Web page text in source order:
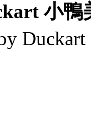
小鴨